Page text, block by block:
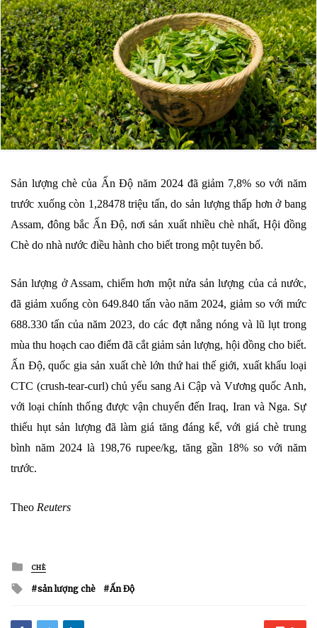
Sản lượng chè của Ấn Độ năm 2024 đã giảm 7,8% so với năm
trước xuống còn 1,28478 triệu tấn, do sản lượng thấp hơn ở bang
Assam, đông bắc Ấn Độ, nơi sản xuất nhiều chè nhất, Hội đồng
Chè do nhà nước điều hành cho biết trong một tuyên bố.
Sản lượng ở Assam, chiếm hơn một nửa sản lượng của cả nước,
đã giảm xuống còn 649.840 tấn vào năm 2024, giảm so với mức
688.330 tấn của năm 2023, do các đợt nắng nóng và lũ lụt trong
mùa thu hoạch cao điểm đã cắt giảm sản lượng, hội đồng cho biết.
Ấn Độ, quốc gia sản xuất chè lớn thứ hai thế giới, xuất khẩu loại
CTC (crush-tear-curl) chủ yếu sang Ai Cập và Vương quốc Anh,
với loại chính thống được vận chuyển đến Iraq, Iran và Nga. Sự
thiếu hụt sản lượng đã làm giá tăng đáng kể, với giá chè trung
bình năm 2024 là 198,76 rupee/kg, tăng gần 18% so với năm
trước.
Theo Reuters
Posted
in
CHÈ
Tagged
sản lượng chè Ấn Độ